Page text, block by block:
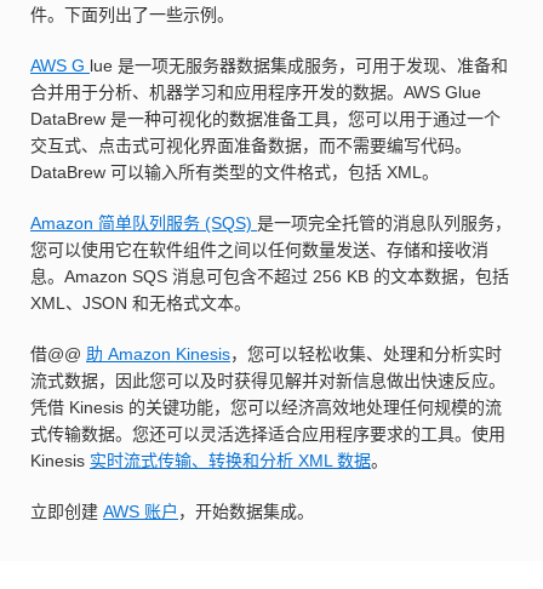
件。下面列出了一些示例。
AWS G lue 是一项无服务器数据集成服务，可用于发现、准备和
合并用于分析、机器学习和应用程序开发的数据。AWS Glue
DataBrew 是一种可视化的数据准备工具，您可以用于通过一个
交互式、点击式可视化界面准备数据，而不需要编写代码。
DataBrew 可以输入所有类型的文件格式，包括 XML。
Amazon 简单队列服务 (SQS) 是一项完全托管的消息队列服务，
您可以使用它在软件组件之间以任何数量发送、存储和接收消
息。Amazon SQS 消息可包含不超过 256 KB 的文本数据，包括
XML、JSON 和无格式文本。
借@@ 助 Amazon Kinesis，您可以轻松收集、处理和分析实时
流式数据，因此您可以及时获得见解并对新信息做出快速反应。
凭借 Kinesis 的关键功能，您可以经济高效地处理任何规模的流
式传输数据。您还可以灵活选择适合应用程序要求的工具。使用
Kinesis 实时流式传输、转换和分析 XML 数据。
立即创建 AWS 账户 ，开始数据集成。